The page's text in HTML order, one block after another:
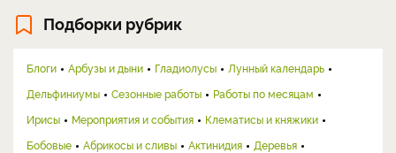
Подборки рубрик
Блоги Арбузы и дыни Гладиолусы
Лунный календарь
Дельфиниумы
Сезонные работы
Работы по месяцам
Ирисы
Мероприятия и события
Клематисы и княжики
Бобовые
Абрикосы и сливы Актинидия
Деревья